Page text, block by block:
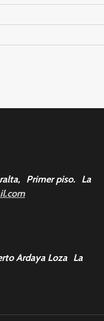
Primer piso. La
Ardaya Loza La